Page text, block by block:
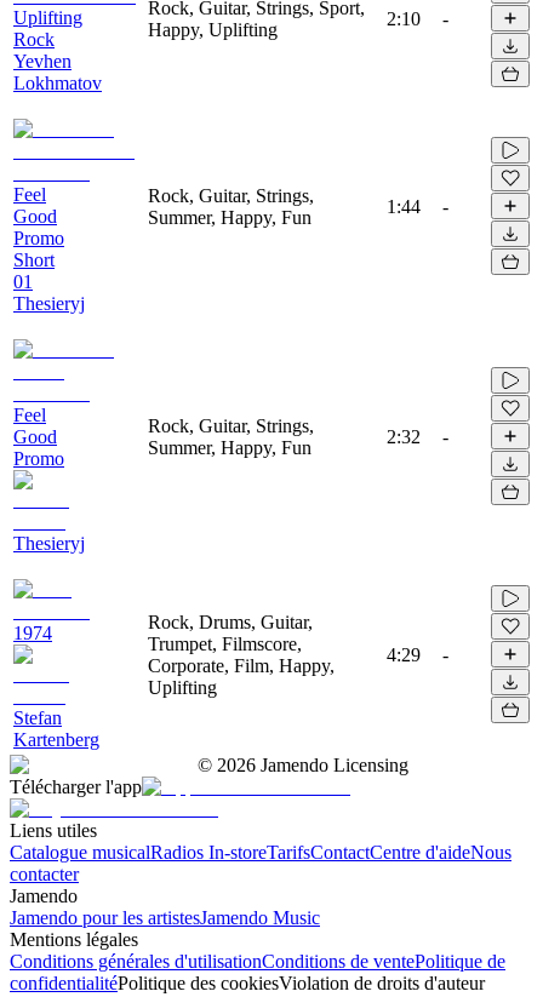
Uplifting
Rock
Yevhen
Lokhmatov
Rock, Guitar, Strings, Sport,
Happy, Uplifting
2:10 -
Feel
Good
Promo
Short
01
Thesieryj
Rock, Guitar, Strings,
Summer, Happy, Fun
1:44 -
Feel
Good
Promo
Thesieryj
Rock, Guitar, Strings,
Summer, Happy, Fun
2:32 -
1974
Stefan
Kartenberg
Rock, Drums, Guitar,
Trumpet, Filmscore,
Corporate, Film, Happy,
Uplifting
4:29 -
© 2026 Jamendo Licensing
Télécharger l'app
Liens utiles
Catalogue musicalRadios In-storeTarifsContactCentre d'aideNous
contacter
Jamendo
Jamendo pour les artistesJamendo Music
Mentions légales
Conditions générales d'utilisationConditions de ventePolitique de
confidentialitéPolitique des cookiesViolation de droits d'auteur